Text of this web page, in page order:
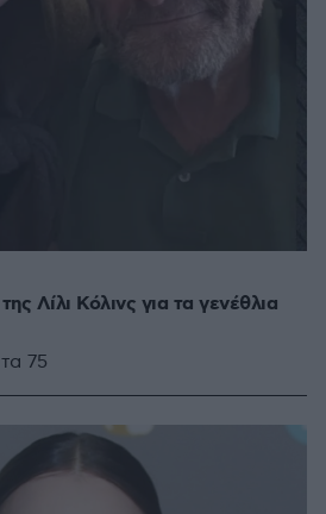
Λίλι Κόλινς για τα γενέθλια
75